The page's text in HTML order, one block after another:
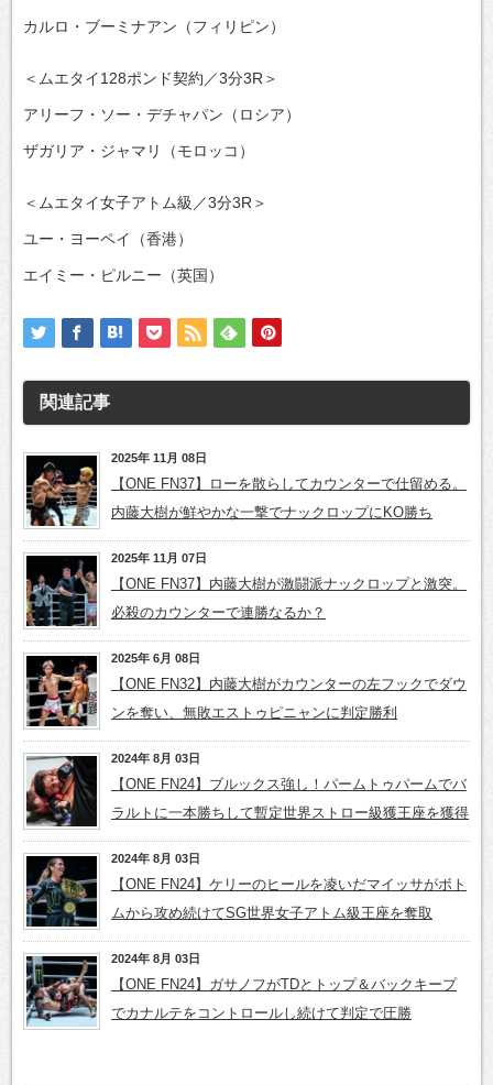
カルロ・ブーミナアン（フィリピン）
＜ムエタイ128ポンド契約／3分3R＞
アリーフ・ソー・デチャパン（ロシア）
ザガリア・ジャマリ（モロッコ）
＜ムエタイ女子アトム級／3分3R＞
ユー・ヨーペイ（香港）
エイミー・ピルニー（英国）
関連記事
2025年 11月 08日
【ONE FN37】ローを散らしてカウンターで仕留める。
内藤大樹が鮮やかな一撃でナックロップにKO勝ち
2025年 11月 07日
【ONE FN37】内藤大樹が激闘派ナックロップと激突。
必殺のカウンターで連勝なるか？
2025年 6月 08日
【ONE FN32】内藤大樹がカウンターの左フックでダウ
ンを奪い、無敗エストゥピニャンに判定勝利
2024年 8月 03日
【ONE FN24】ブルックス強し！パームトゥパームでバ
ラルトに一本勝ちして暫定世界ストロー級獲王座を獲得
2024年 8月 03日
【ONE FN24】ケリーのヒールを凌いだマイッサがボト
ムから攻め続けてSG世界女子アトム級王座を奪取
2024年 8月 03日
【ONE FN24】ガサノフがTDとトップ＆バックキープ
でカナルテをコントロールし続けて判定で圧勝